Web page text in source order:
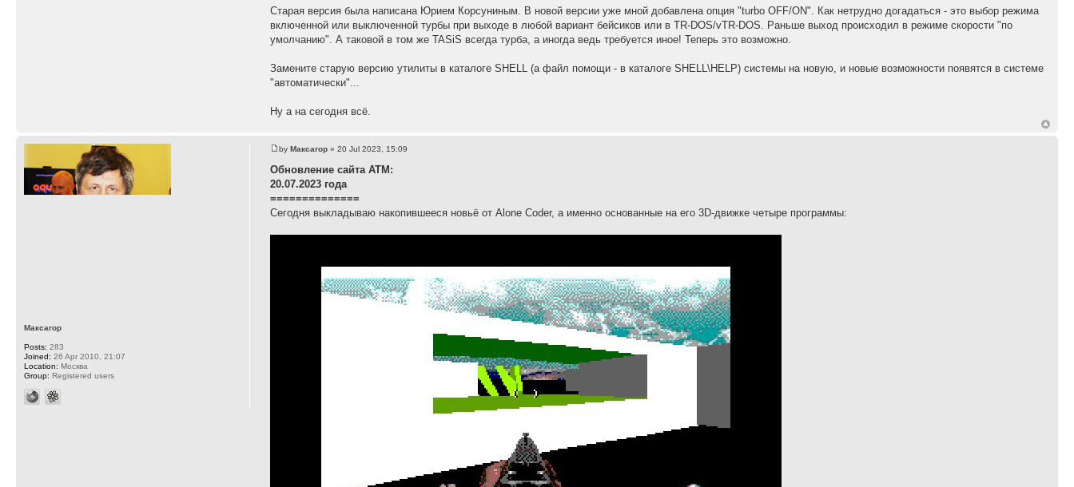
Старая версия была написана Юрием Корсуниным. В новой версии уже мной добавлена опция "turbo OFF/ON". Как нетрудно догадаться - это выбор режима
включенной или выключенной турбы при выходе в любой вариант бейсиков или в TR-DOS/vTR-DOS. Раньше выход происходил в режиме скорости "по
умолчанию". А таковой в том же TASiS всегда турба, а иногда ведь требуется иное! Теперь это возможно.
Замените старую версию утилиты в каталоге SHELL (а файл помощи - в каталоге SHELL\HELP) системы на новую, и новые возможности появятся в системе
"автоматически"...
Ну а на сегодня всё.
byМаксагор » 20 Jul 2023, 15:09
Обновление сайта АТМ:
20.07.2023 года
==============
Сегодня выкладываю накопившееся новьё от Alone Coder, а именно основанные на его 3D-движке четыре программы:
Максагор
Posts: 283
Joined: 26 Apr 2010, 21:07
Location: Москва
Group: Registered users